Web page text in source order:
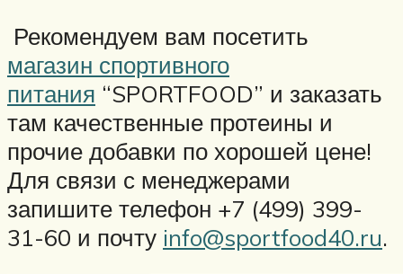
Рекомендуем вам посетить
магазин спортивного
питания “SPORTFOOD” и заказать
там качественные протеины и
прочие добавки по хорошей цене!
Для связи с менеджерами
запишите телефон +7 (499) 399-
31-60 и почту info@sportfood40.ru.